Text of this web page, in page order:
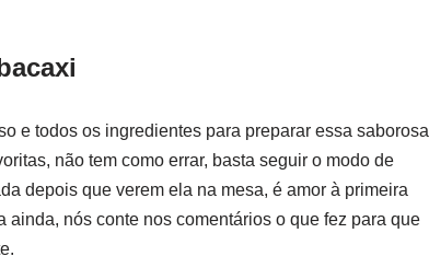
e todos os ingredientes para preparar essa saborosa
não tem como errar, basta seguir o modo de
depois que verem ela na mesa, é amor à primeira
nós conte nos comentários o que fez para que